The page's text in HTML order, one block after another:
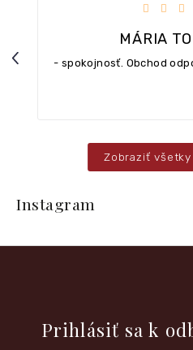
Previous
MÁRIA
- spokojnosť. Obchod
Zobraziť
t
Instagram
Prihlásiť sa k